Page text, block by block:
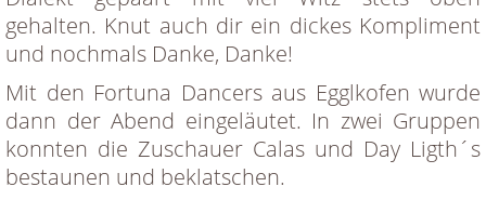
gehalten. Knut auch dir ein dickes Kompliment
und nochmals Danke, Danke!
Mit den Fortuna Dancers aus Egglkofen wurde
dann der Abend eingeläutet. In zwei Gruppen
konnten die Zuschauer Calas und Day Ligth´s
bestaunen und beklatschen.